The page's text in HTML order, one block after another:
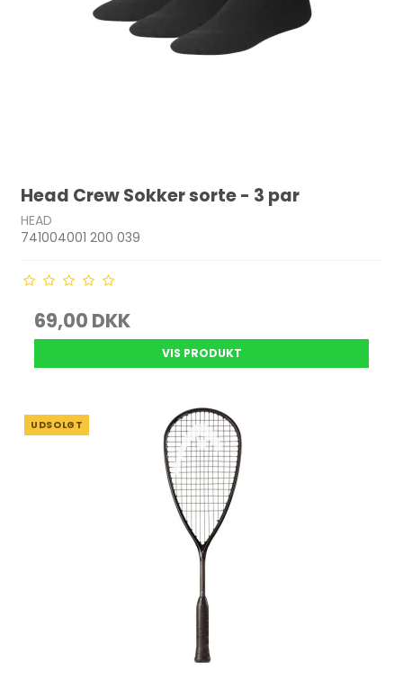
Head Crew Sokker sorte - 3 par
HEAD
741004001 200 039
69,00 DKK
VIS PRODUKT
UDSOLGT